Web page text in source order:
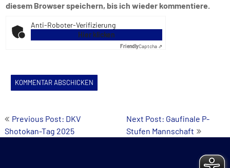
diesem Browser speichern, bis ich wieder kommentiere.
Anti-Roboter-Verifizierung
Hier klicken
FriendlyCaptcha ⇗
Beitrags-
Navigation
Previous Post: DKV
Shotokan-Tag 2025
Next Post: Gaufinale P-
Stufen Mannschaft